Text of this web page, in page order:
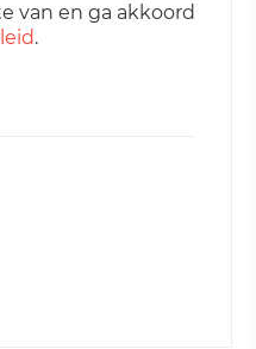
van en ga akkoord
.